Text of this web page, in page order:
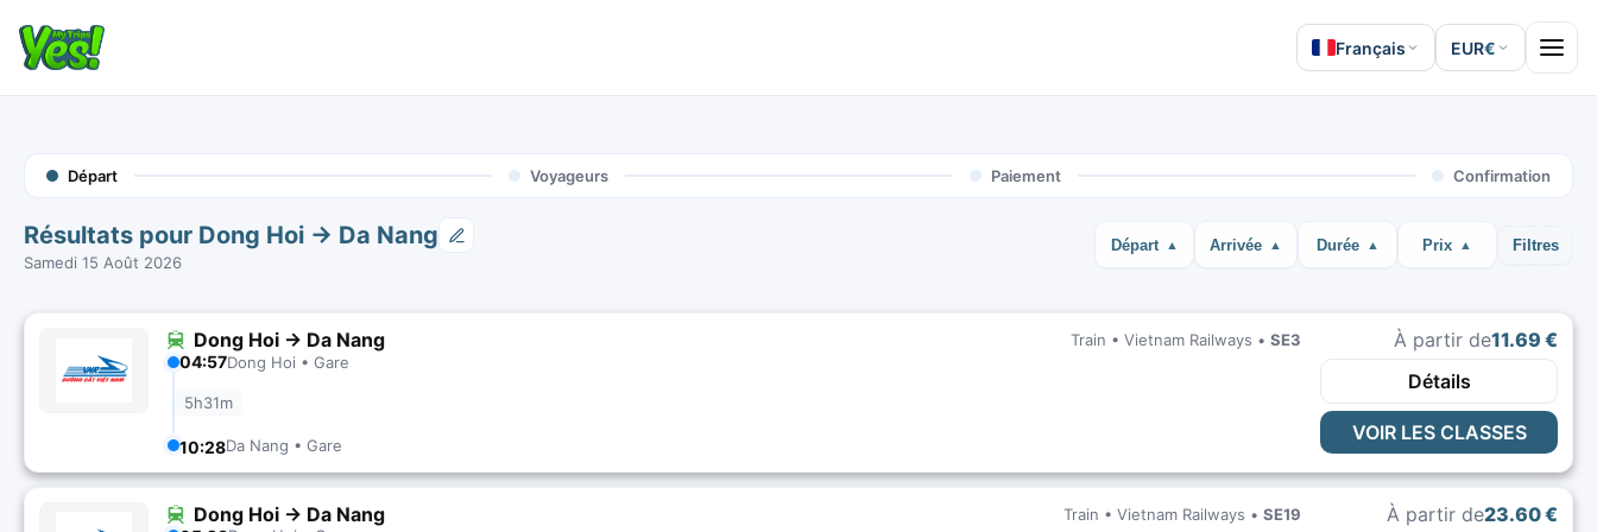
Français EUR€ Open
Départ Voyageurs Paiement Confirmation
Résultats pour Dong Hoi → Da Nang
Samedi 15 Août 2026
Départ Arrivée Durée Prix Filtres
Dong Hoi → Da Nang Train • Vietnam Railways • SE3
04:57Dong Hoi • Gare
5h31m
10:28Da Nang • Gare
À partir de11.69 €
Détails
VOIR LES CLASSES
Dong Hoi → Da Nang Train • Vietnam Railways • SE19 À partir de23.60 €